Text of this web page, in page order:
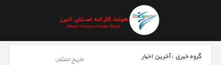
گروه خبري :آخرین اخبار
تاريخ انتشار :